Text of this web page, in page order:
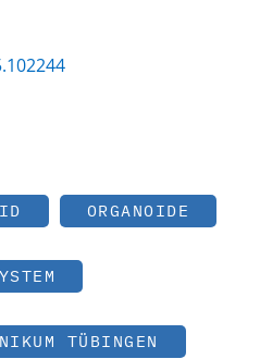
ORGANOIDE
TÜBINGEN